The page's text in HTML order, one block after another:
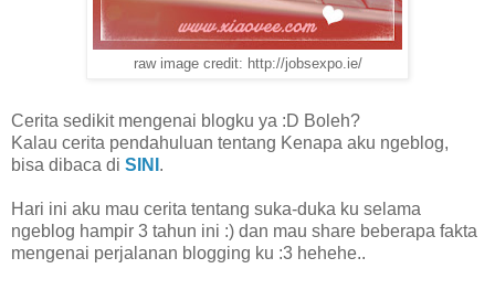
raw image credit: http://jobsexpo.ie/
Cerita sedikit mengenai blogku ya :D Boleh?
Kalau cerita pendahuluan tentang Kenapa aku ngeblog,
bisa dibaca di SINI .
Hari ini aku mau cerita tentang suka-duka ku selama
ngeblog hampir 3 tahun ini :) dan mau share beberapa fakta
mengenai perjalanan blogging ku :3 hehehe..